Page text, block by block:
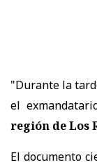
"Durante la
el
región de Los
El documento